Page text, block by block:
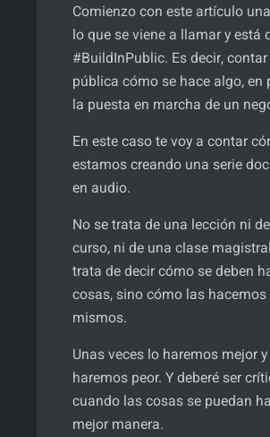
Comienzo con este artículo
lo que se viene a llamar y está
#BuildInPublic. Es decir,
pública cómo se hace algo, en
la puesta en marcha de un
En este caso te voy a contar
estamos creando una serie
en audio.
No se trata de una lección ni
curso, ni de una clase
trata de decir cómo se deben
cosas, sino cómo las
mismos.
Unas veces lo haremos mejor
haremos peor. Y deberé ser
cuando las cosas se puedan
mejor manera.